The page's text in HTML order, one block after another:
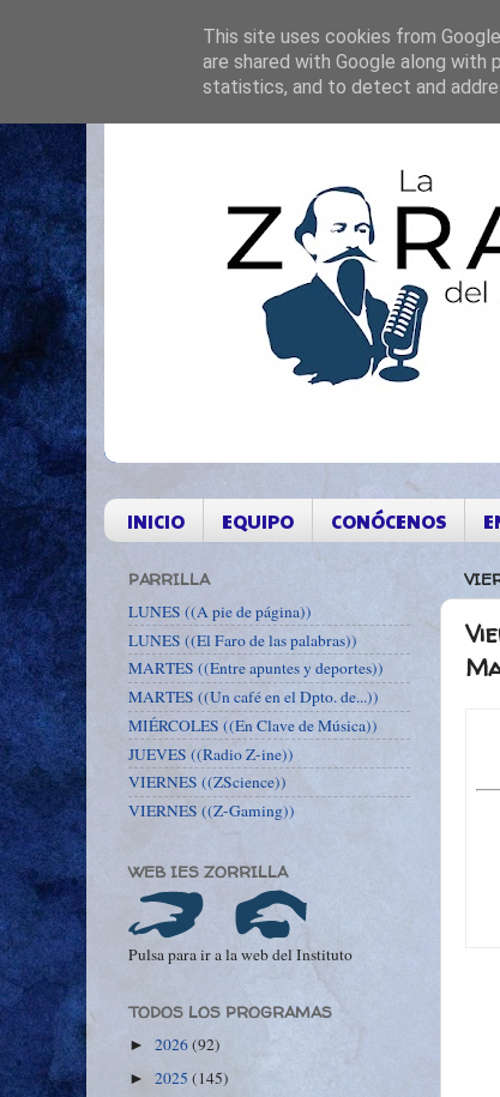
INICIO EQUIPO CONÓCENOS
PARRILLA
LUNES ((A pie de página))
LUNES ((El Faro de las palabras))
MARTES ((Entre apuntes y deportes))
MARTES ((Un café en el Dpto. de...))
MIÉRCOLES ((En Clave de Música))
JUEVES ((Radio Z-ine))
VIERNES ((ZScience))
VIERNES ((Z-Gaming))
WEB IES ZORRILLA
Pulsa para ir a la web del Instituto
TODOS LOS PROGRAMAS
► 2026(92)
► 2025 (145)
This site uses cookies from
are shared with Google along
statistics, and to detect and